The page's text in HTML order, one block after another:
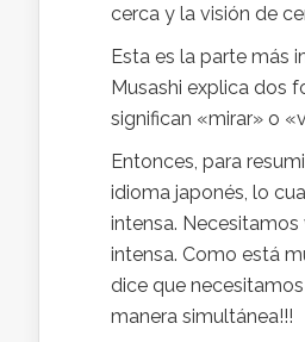
cerca y la visión de
Esta es la parte más
Musashi explica dos
significan «mirar» o
Entonces, para
idioma japonés, lo
intensa.
intensa. Como está
dice que
manera simultánea!!!